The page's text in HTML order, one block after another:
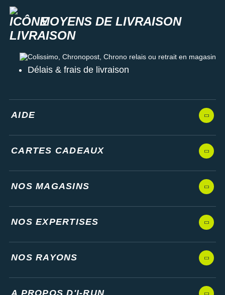
longues distances !
Les autres produitsBrooks
MOYENS DE LIVRAISON
Colissimo, Chronopost, Chrono relais ou retrait en magasin
Délais & frais de livraison
AIDE
CARTES CADEAUX
NOS MAGASINS
NOS EXPERTISES
NOS RAYONS